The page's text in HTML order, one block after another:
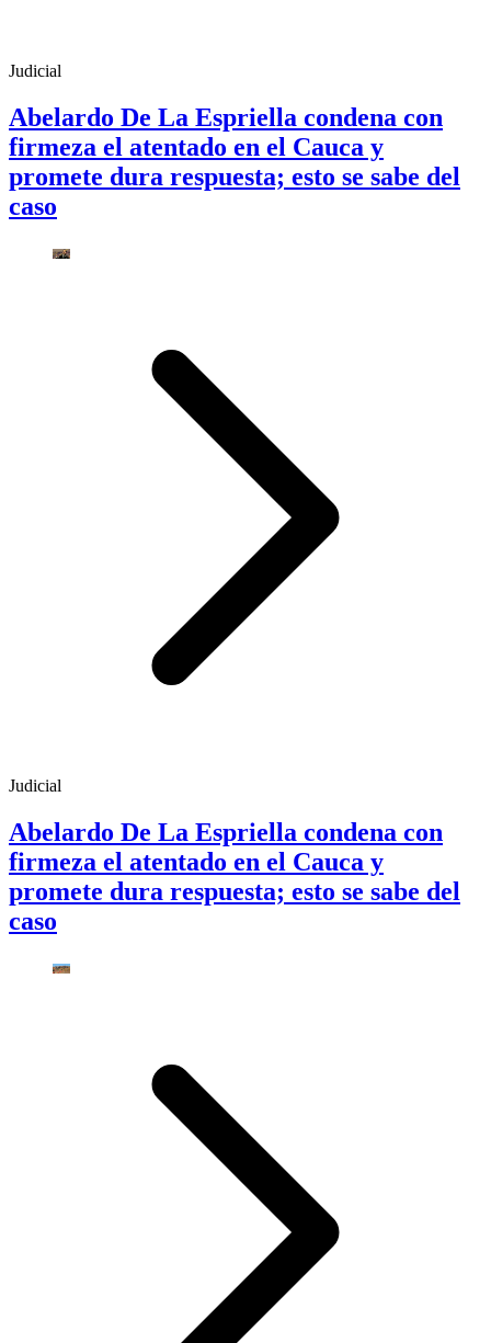
Judicial
Abelardo De La Espriella condena con
firmeza el atentado en el Cauca y
promete dura respuesta; esto se sabe del
caso
Judicial
Abelardo De La Espriella condena con
firmeza el atentado en el Cauca y
promete dura respuesta; esto se sabe del
caso